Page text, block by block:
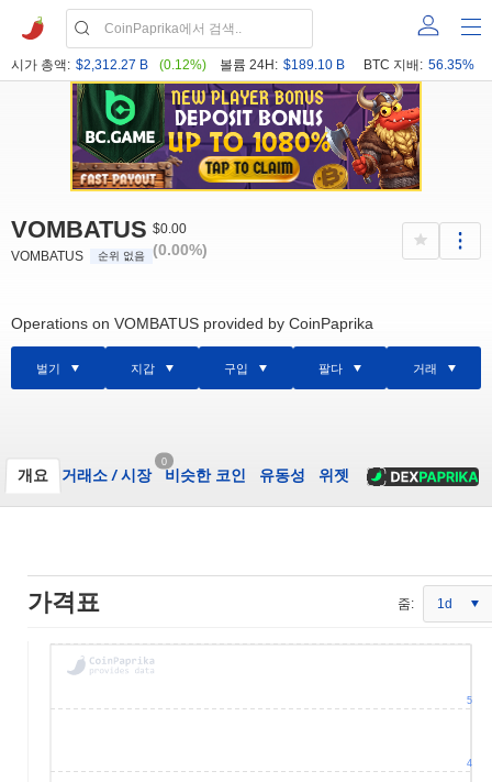
시가 총액: $2,312.27 B (0.12%) 볼륨 24H: $189.10 B BTC 지배: 56.35%
VOMBATUS
VOMBATUS 순위 없음
$0.00
(0.00%)
Operations on VOMBATUS provided by CoinPaprika
벌기 지갑 구입 팔다 거래
개요 거래소 /시장
0
비슷한 코인 유동성 위젯
가격표 줌: 1d
4
5